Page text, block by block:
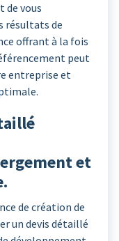
de vous
résultats de
offrant à la fois
peut
entreprise et
et
de création de
un devis détaillé